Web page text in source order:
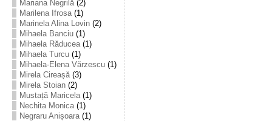
Mariana Negrilă(2)
Marilena Ifrosa(1)
Marinela Alina Lovin(2)
Mihaela Banciu(1)
Mihaela Răducea(1)
Mihaela Turcu(1)
Mihaela-Elena Vărzescu(1)
Mirela Cireașă(3)
Mirela Stoian(2)
Mustață Maricela(1)
Nechita Monica(1)
Negraru Anișoara(1)